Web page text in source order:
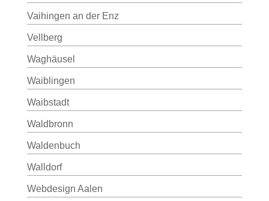
Vaihingen an der Enz
Vellberg
Waghäusel
Waiblingen
Waibstadt
Waldbronn
Waldenbuch
Walldorf
Webdesign Aalen